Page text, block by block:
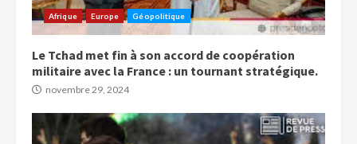
Afrique Europe Géopolitique
Le Tchad met fin à son accord de coopération
militaire avec la France : un tournant stratégique.
novembre 29, 2024